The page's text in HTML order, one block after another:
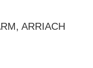
ARRIACH